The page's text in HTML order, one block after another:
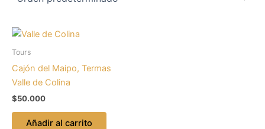
Tours
Cajón del Maipo, Termas
Valle de Colina
$50.000
Añadir al carrito